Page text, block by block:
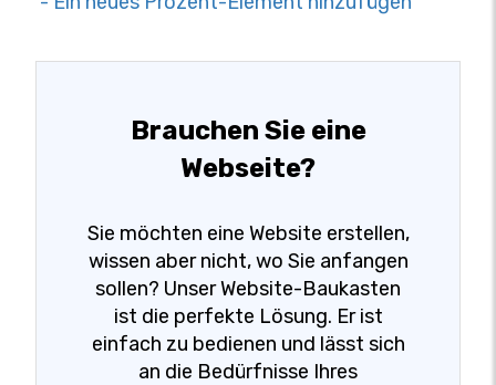
Brauchen Sie eine
Webseite?
Sie möchten eine Website erstellen,
wissen aber nicht, wo Sie anfangen
sollen? Unser Website-Baukasten
ist die perfekte Lösung. Er ist
einfach zu bedienen und lässt sich
an die Bedürfnisse Ihres